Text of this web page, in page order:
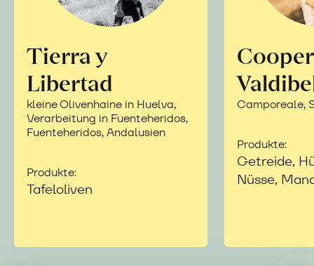
Tierra y
Libertad
kleine Olivenhaine in Huelva,
Verarbeitung in Fuenteheridos,
Fuenteheridos, Andalusien
Produkte:
Tafeloliven
Camporeale,
Produkte:
Getreide,
Nüsse,